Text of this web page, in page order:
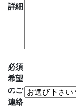
詳細
必須
希望
のご
連絡